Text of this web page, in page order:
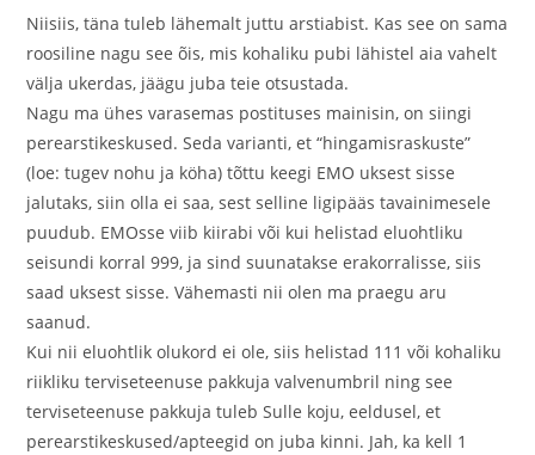
Niisiis, täna tuleb lähemalt juttu arstiabist. Kas see on sama
roosiline nagu see õis, mis kohaliku pubi lähistel aia vahelt
välja ukerdas, jäägu juba teie otsustada.
Nagu ma ühes varasemas postituses mainisin, on siingi
perearstikeskused. Seda varianti, et “hingamisraskuste”
(loe: tugev nohu ja köha) tõttu keegi EMO uksest sisse
jalutaks, siin olla ei saa, sest selline ligipääs tavainimesele
puudub. EMOsse viib kiirabi või kui helistad eluohtliku
seisundi korral 999, ja sind suunatakse erakorralisse, siis
saad uksest sisse. Vähemasti nii olen ma praegu aru
saanud.
Kui nii eluohtlik olukord ei ole, siis helistad 111 või kohaliku
riikliku terviseteenuse pakkuja valvenumbril ning see
terviseteenuse pakkuja tuleb Sulle koju, eeldusel, et
perearstikeskused/apteegid on juba kinni. Jah, ka kell 1